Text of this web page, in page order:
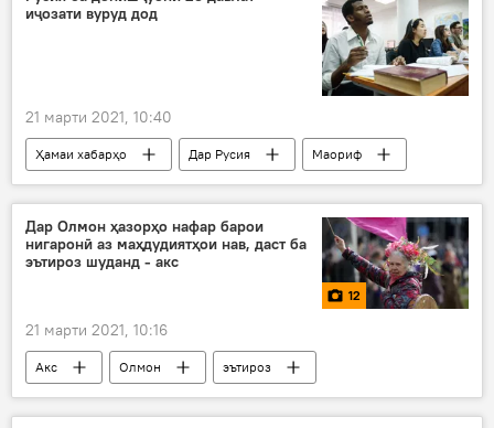
иҷозати вуруд дод
21 марти 2021, 10:40
Ҳамаи хабарҳо Дар Русия
Маориф
донишҷӯён
иҷозаи вуруд
Дар Олмон ҳазорҳо нафар барои
нигаронӣ аз маҳдудиятҳои нав, даст ба
эътироз шуданд - акс
12
21 марти 2021, 10:16
Акс Олмон эътироз